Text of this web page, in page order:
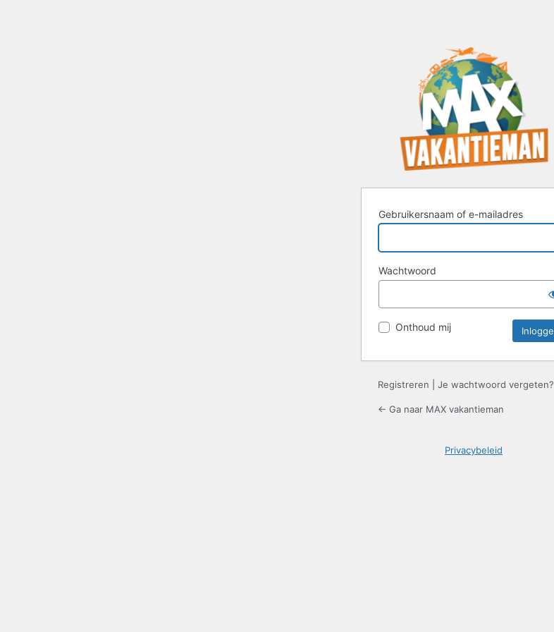
Gebruikersnaam of e-mailadres
Wachtwoord
Onthoud mij
Registreren Je wachtwoord vergeten?
← Ga naar MAX vakantieman
Privacybeleid